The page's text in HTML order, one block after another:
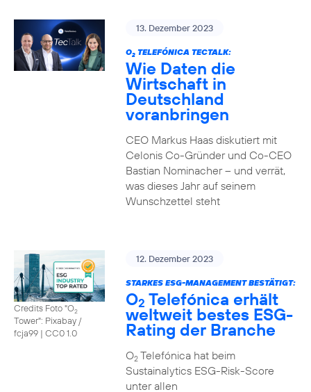
13. Dezember 2023
O2TELEFÓNICA TECTALK:
Wie Daten die
Wirtschaft in
Deutschland
voranbringen
CEO Markus Haas diskutiert mit
Celonis Co-Gründer und Co-CEO
Bastian Nominacher – und verrät,
was dieses Jahr auf seinem
Wunschzettel steht
Credits Foto "O2
Tower": Pixabay /
fcja99 | CC0 1.0
12. Dezember 2023
STARKES ESG-MANAGEMENT BESTÄTIGT:
O2 Telefónica erhält
weltweit bestes ESG-
Rating der Branche
O2Telefónica hat beim
Sustainalytics ESG-Risk-Score
unter allen